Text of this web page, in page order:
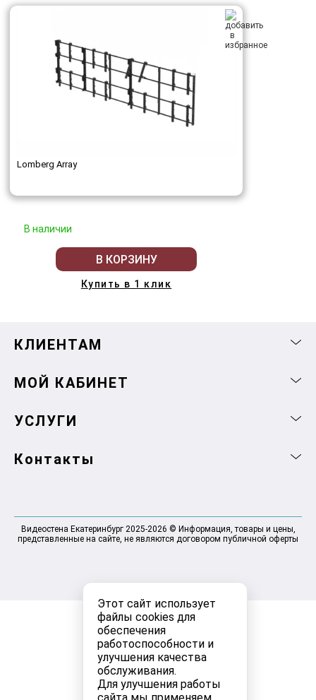
Этот сайт использует
файлы cookies для
обеспечения
работоспособности и
улучшения качества
обслуживания.
Для улучшения работы
Lomberg Array
В наличии
В КОРЗИНУ
Купить в 1 клик
КЛИЕНТАМ
МОЙ КАБИНЕТ
УСЛУГИ
Контакты
Видеостена Екатеринбург 2025-2026 © Информация, товары и цены,
представленные на сайте, не являются договором публичной оферты